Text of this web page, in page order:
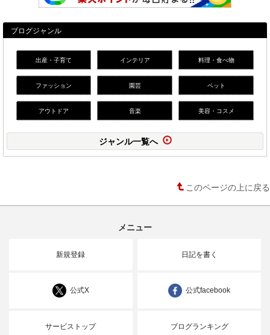
ブログジャンル
出産・子育て インテリア 料理・食べ物
ファッション 園芸 ペット
アウトドア 音楽 美容・コスメ
ジャンル一覧へ
このページの上に戻る
メニュー
新規登録 日記を書く
公式X 公式facebook
サービストップ ブログランキング